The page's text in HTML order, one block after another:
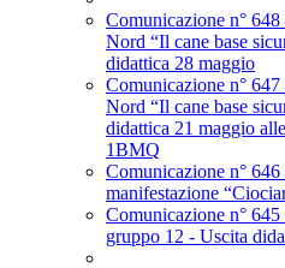
Comunicazione n°
Nord “Il cane base
didattica 28 maggio
Comunicazione n°
Nord “Il cane base
didattica 21 maggio
1BMQ
Comunicazione n°
manifestazione
Comunicazione n°
gruppo 12 - Uscita